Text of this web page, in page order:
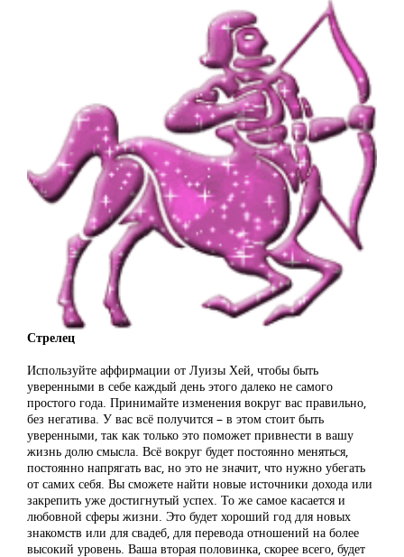
Стрелец
Используйте аффирмации от Луизы Хей, чтобы быть
уверенными в себе каждый день этого далеко не самого
простого года. Принимайте изменения вокруг вас правильно,
без негатива. У вас всё получится – в этом стоит быть
уверенными, так как только это поможет привнести в вашу
жизнь долю смысла. Всё вокруг будет постоянно меняться,
постоянно напрягать вас, но это не значит, что нужно убегать
от самих себя. Вы сможете найти новые источники дохода или
закрепить уже достигнутый успех. То же самое касается и
любовной сферы жизни. Это будет хороший год для новых
знакомств или для свадеб, для перевода отношений на более
высокий уровень. Ваша вторая половинка, скорее всего, будет